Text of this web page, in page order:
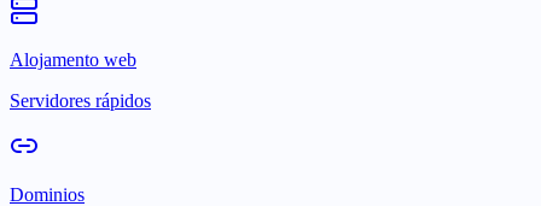
Alojamento web
Servidores rápidos
Dominios